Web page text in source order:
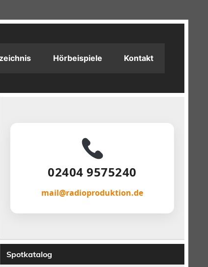
Hörbeispiele Kontakt
02404 9575240
mail@radioproduktion.de
Spotkatalog